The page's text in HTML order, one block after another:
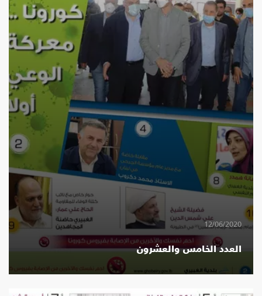
12/06/2020
العدد الخامس والعشرون